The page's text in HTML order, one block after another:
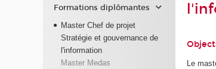
Le
Formations diplômantes
Master Chef de projet
Stratégie et gouvernance de
l'information
Master Medas